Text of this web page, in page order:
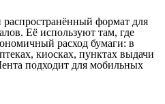
формат для
Её используют там, где
расход бумаги: в
киосках, пунктах выдачи
подходит для мобильных